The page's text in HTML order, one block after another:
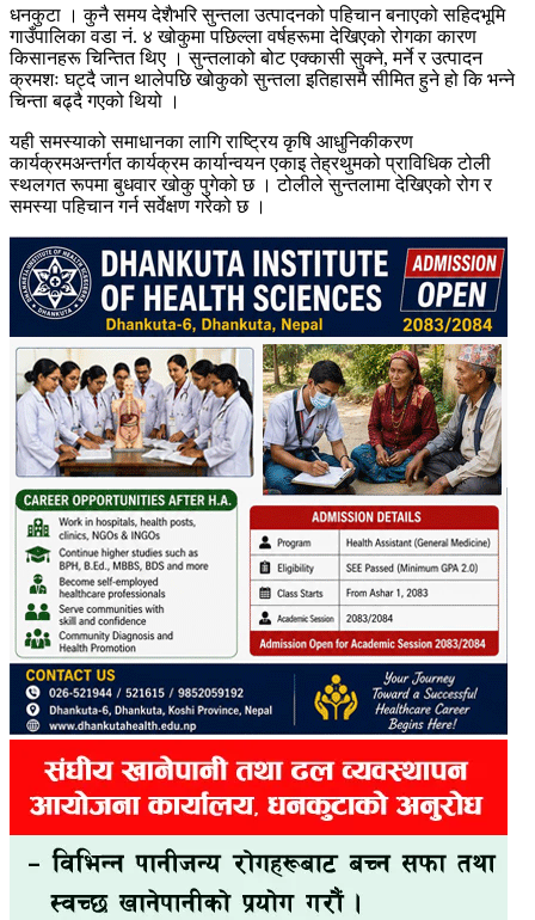
धनकुटा । कुनै समय देशैभरि सुन्तला उत्पादनको पहिचान बनाएको सहिदभूमि
गाउँपालिका वडा नं. ४ खोकुमा पछिल्ला वर्षहरूमा देखिएको रोगका कारण
किसानहरू चिन्तित थिए । सुन्तलाको बोट एक्कासी सुक्ने, मर्ने र उत्पादन
क्रमशः घट्दै जान थालेपछि खोकुको सुन्तला इतिहासमै सीमित हुने हो कि भन्ने
चिन्ता बढ्दै गएको थियो ।
यही समस्याको समाधानका लागि राष्ट्रिय कृषि आधुनिकीकरण
कार्यक्रमअन्तर्गत कार्यक्रम कार्यान्वयन एकाइ तेह्रथुमको प्राविधिक टोली
स्थलगत रूपमा बुधवार खोकु पुगेको छ । टोलीले सुन्तलामा देखिएको रोग र
समस्या पहिचान गर्न सर्वेक्षण गरेको छ ।